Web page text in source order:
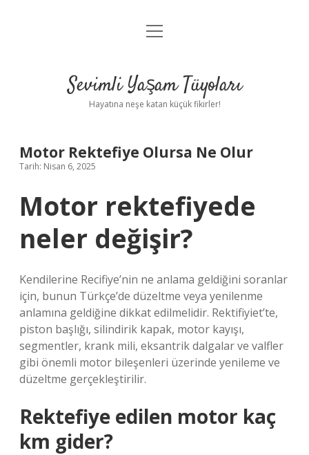
Anasayfa
Yasal Uyarı
menüyü
Sevimli Yaşam Tüyoları
Hayatına neşe katan küçük fikirler!
Motor Rektefiye Olursa Ne Olur
Tarih: Nisan 6, 2025
Motor rektefiyede
neler değişir?
Kendilerine Recifiye’nin ne anlama geldiğini soranlar
için, bunun Türkçe’de düzeltme veya yenilenme
anlamına geldiğine dikkat edilmelidir. Rektifiyiet’te,
piston başlığı, silindirik kapak, motor kayışı,
segmentler, krank mili, eksantrik dalgalar ve valfler
gibi önemli motor bileşenleri üzerinde yenileme ve
düzeltme gerçekleştirilir.
Rektefiye edilen motor kaç
km gider?